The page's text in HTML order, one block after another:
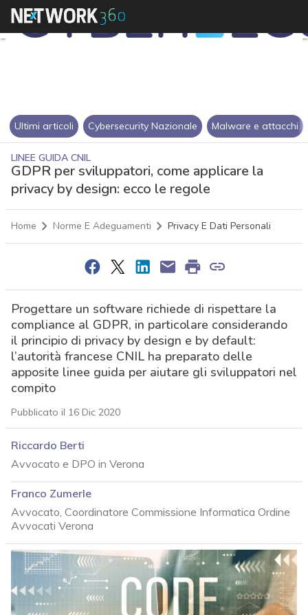
Ultimi articoli Cybersecurity Nazionale Malware e attacchi
LINEE GUIDA CNIL
GDPR per sviluppatori, come applicare la
privacy by design: ecco le regole
Home Norme E Adeguamenti Privacy E Dati Personali
Progettare un software richiede di rispettare la
compliance al GDPR, in particolare considerando
il principio di privacy by design e by default:
l’autorità francese CNIL ha preparato delle
apposite linee guida per aiutare gli sviluppatori nel
compito
Pubblicato il 16 Dic 2020
Riccardo Berti
Avvocato e DPO in Verona
Franco Zumerle
Avvocato, Coordinatore Commissione Informatica Ordine
Avvocati Verona